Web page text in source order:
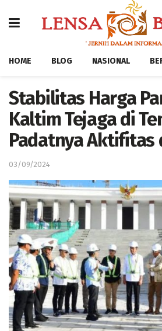
HOME BLOG NASIONAL
Stabilitas Harga
Kaltim Tejaga di
Padatnya Aktifitas
03/09/2024